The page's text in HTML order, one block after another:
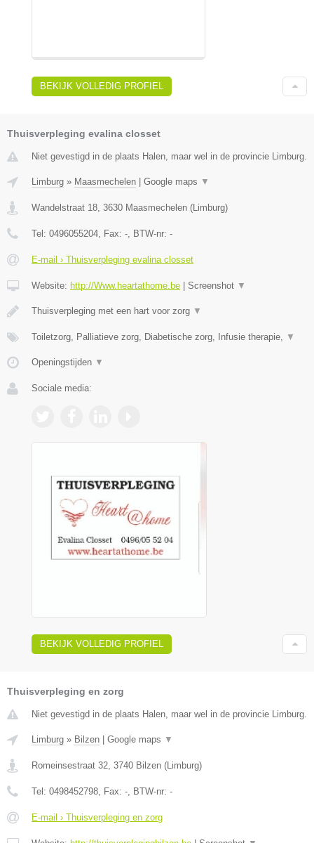
BEKIJK VOLLEDIG PROFIEL
Thuisverpleging evalina closset
Niet gevestigd in de plaats Halen, maar wel in de provincie Limburg.
Limburg » Maasmechelen Google maps ▼
Wandelstraat 18, 3630 Maasmechelen (Limburg)
Tel: 0496055204, Fax: -, BTW-nr: -
E-mail › Thuisverpleging evalina closset
Website: http://Www.heartathome.be Screenshot ▼
Thuisverpleging met een hart voor zorg ▼
Toiletzorg, Palliatieve zorg, Diabetische zorg, Infusie therapie, ▼
Openingstijden ▼
Sociale media:
BEKIJK VOLLEDIG PROFIEL
Thuisverpleging en zorg
Niet gevestigd in de plaats Halen, maar wel in de provincie Limburg.
Limburg » Bilzen Google maps ▼
Romeinsestraat 32, 3740 Bilzen (Limburg)
Tel: 0498452798, Fax: -, BTW-nr: -
E-mail › Thuisverpleging en zorg